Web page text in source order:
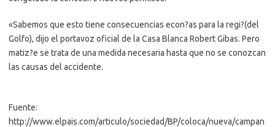
«Sabemos que esto tiene consecuencias econ?as para la regi?(del
Golfo), dijo el portavoz oficial de la Casa Blanca Robert Gibas. Pero
matiz?e se trata de una medida necesaria hasta que no se conozcan
las causas del accidente.
Fuente:
http://www.elpais.com/articulo/sociedad/BP/coloca/nueva/campan